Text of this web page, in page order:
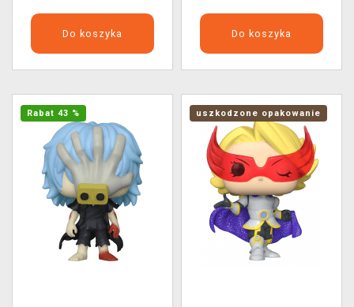
Do koszyka Do koszyka
Rabat 43 % uszkodzone opakowanie